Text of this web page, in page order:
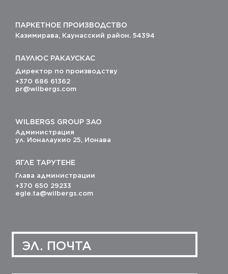
ДОМА
ПАРКЕТ
МАГАЗИН
ПАРКЕТНОЕ ПРОИЗВОДСТВО
Казимирава, Каунасский район. 54394
ПАУЛЮС РАКАУСКАС
Директор по производству
+370 686 61362
pr@wilbergs.com
WILBERGS GROUP ЗАО
Администрация
yл. Ионалаукио 25, Ионава
ЯГЛЕ ТАРУТЕНЕ
Глава администрации
+370 650 29233
egle.ta@wilbergs.com